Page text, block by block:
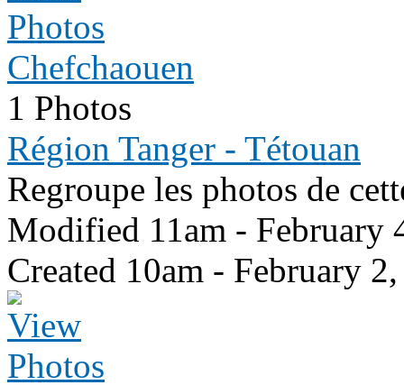
Chefchaouen
1 Photos
Région Tanger - Tétouan
Regroupe les photos de
Modified 11am - February
Created 10am - February